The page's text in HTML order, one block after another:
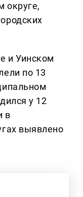
округе,
и Уинском
по 13
у 12
в
выявлено